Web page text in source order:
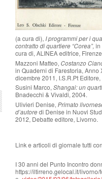
(a cura di), I programmi per i
contratto di quartiere “Corea”, in
cura di, ALINEA editrice,
Mazzoni Matteo, Costanzo
in Quaderni di Farestoria, Anno
dicembre 2011, I.S.R.Pt Editore,
Susini Marco, Shangai: un
Bnadecchi & Vivaldi, 2004.
Ulivieri Denise, Primato
d’autoredi Denise in Nuovi
2012, Debatte editore, Livorno.
Link e articoli di giornale tutti
I 30 anni del Punto Incontro
https://iltirreno.gelocal.it/livorno/